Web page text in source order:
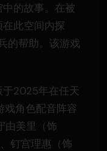
的故事。在被
此空间内探
的帮助。该游戏
于2025年在任天
角色配音阵容
由美里（饰
钉宫理惠（饰